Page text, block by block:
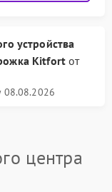
устройства
Kitfort от
08.08.2026
центра